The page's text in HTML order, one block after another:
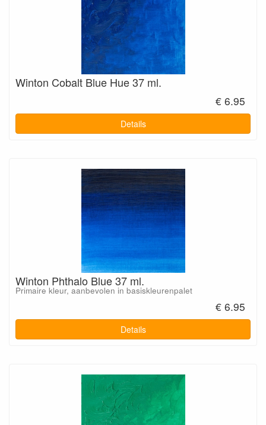
Winton Cobalt Blue Hue 37 ml.
€ 6.95
Details
Winton Phthalo Blue 37 ml.
Primaire kleur, aanbevolen in basiskleurenpalet
€ 6.95
Details